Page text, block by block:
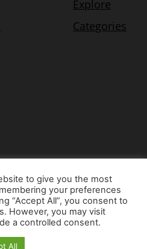
- www.airnews.gr
to give you the most
your preferences
“Accept All”, you consent to
However, you may visit
a controlled consent.
All